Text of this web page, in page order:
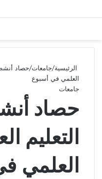
الرئيسية/جامعات/حصاد
العلمي في أسبوع
جامعات
حصاد
التعليم
العلمي